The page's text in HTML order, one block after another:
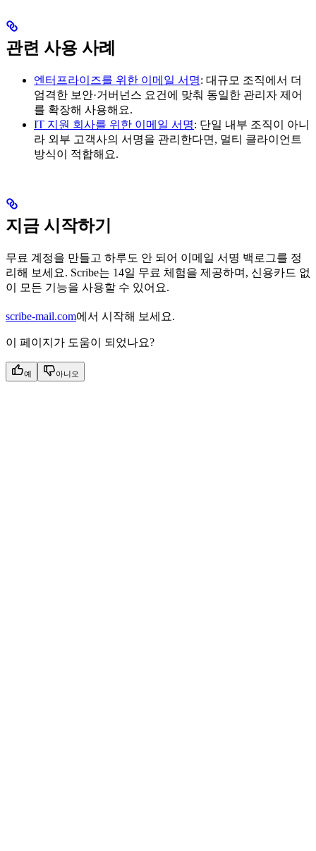
관련 사용 사례
엔터프라이즈를 위한 이메일 서명: 대규모 조직에서 더
엄격한 보안·거버넌스 요건에 맞춰 동일한 관리자 제어
를 확장해 사용해요.
IT 지원 회사를 위한 이메일 서명: 단일 내부 조직이 아니
라 외부 고객사의 서명을 관리한다면, 멀티 클라이언트
방식이 적합해요.
지금 시작하기
무료 계정을 만들고 하루도 안 되어 이메일 서명 백로그를 정
리해 보세요. Scribe는 14일 무료 체험을 제공하며, 신용카드 없
이 모든 기능을 사용할 수 있어요.
scribe-mail.com에서 시작해 보세요.
이 페이지가 도움이 되었나요?
예 아니오